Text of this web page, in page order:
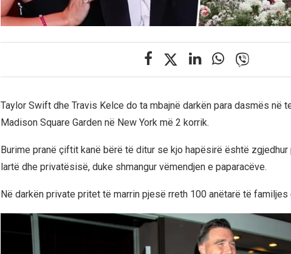
Taylor Swift dhe Travis Kelce do ta mbajnë darkën para dasmës në
Madison Square Garden në New York më 2 korrik.
Burime pranë çiftit kanë bërë të ditur se kjo hapësirë është
lartë dhe privatësisë, duke shmangur vëmendjen e paparacëve.
Në darkën private pritet të marrin pjesë rreth 100 anëtarë të familjes